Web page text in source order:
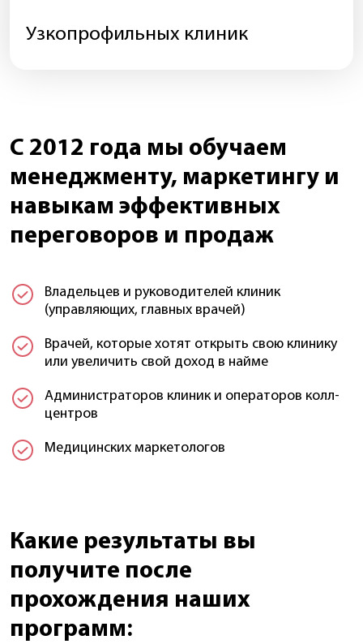
Узкопрофильных клиник
С 2012 года мы обучаем
менеджменту, маркетингу и
навыкам эффективных
переговоров и продаж
Владельцев и руководителей клиник
(управляющих, главных врачей)
Врачей, которые хотят открыть свою клинику
или увеличить свой доход в найме
Администраторов клиник и операторов колл-
центров
Медицинских маркетологов
Какие результаты вы
получите после
прохождения наших
программ: